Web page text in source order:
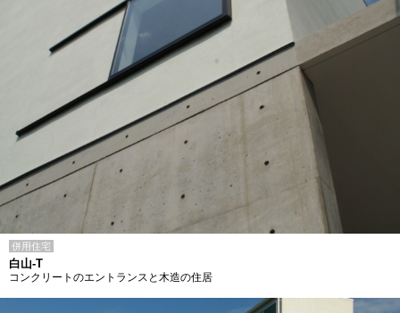
併用住宅
白山-T
コンクリートのエントランスと木造の住居